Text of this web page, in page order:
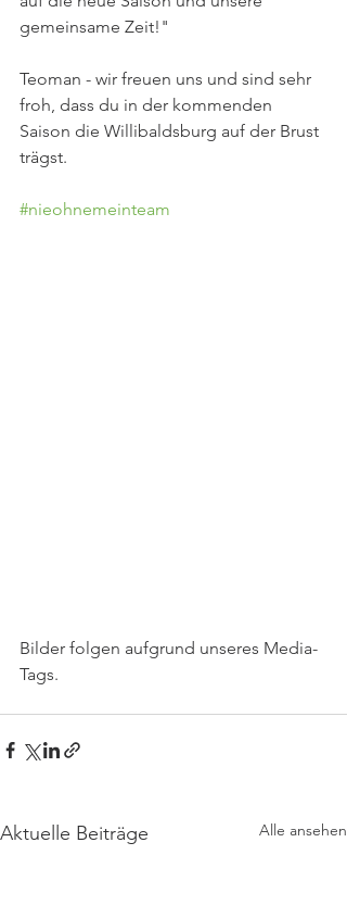
gemeinsame Zeit!"
Teoman - wir freuen uns und sind sehr
froh, dass du in der kommenden
Saison die Willibaldsburg auf der Brust
trägst.
#nieohnemeinteam
Bilder folgen aufgrund unseres Media-
Tags.
Aktuelle Beiträge Alle ansehen